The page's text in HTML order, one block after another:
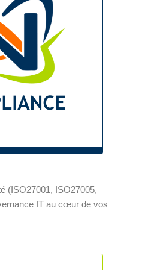
(ISO27001, ISO27005,
IT au cœur de vos